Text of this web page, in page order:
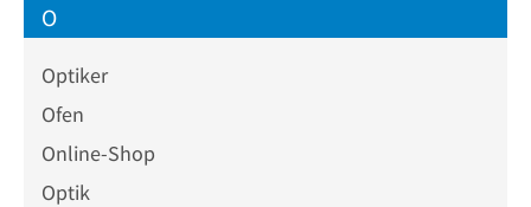
O
Optiker
Ofen
Online-Shop
Optik